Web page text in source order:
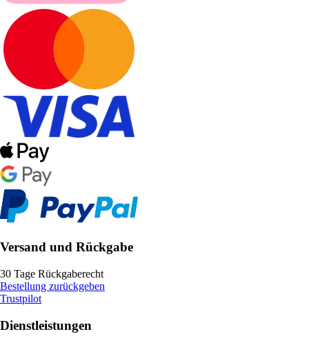
Versand und Rückgabe
30 Tage Rückgaberecht
Bestellung zurückgeben
Trustpilot
Dienstleistungen